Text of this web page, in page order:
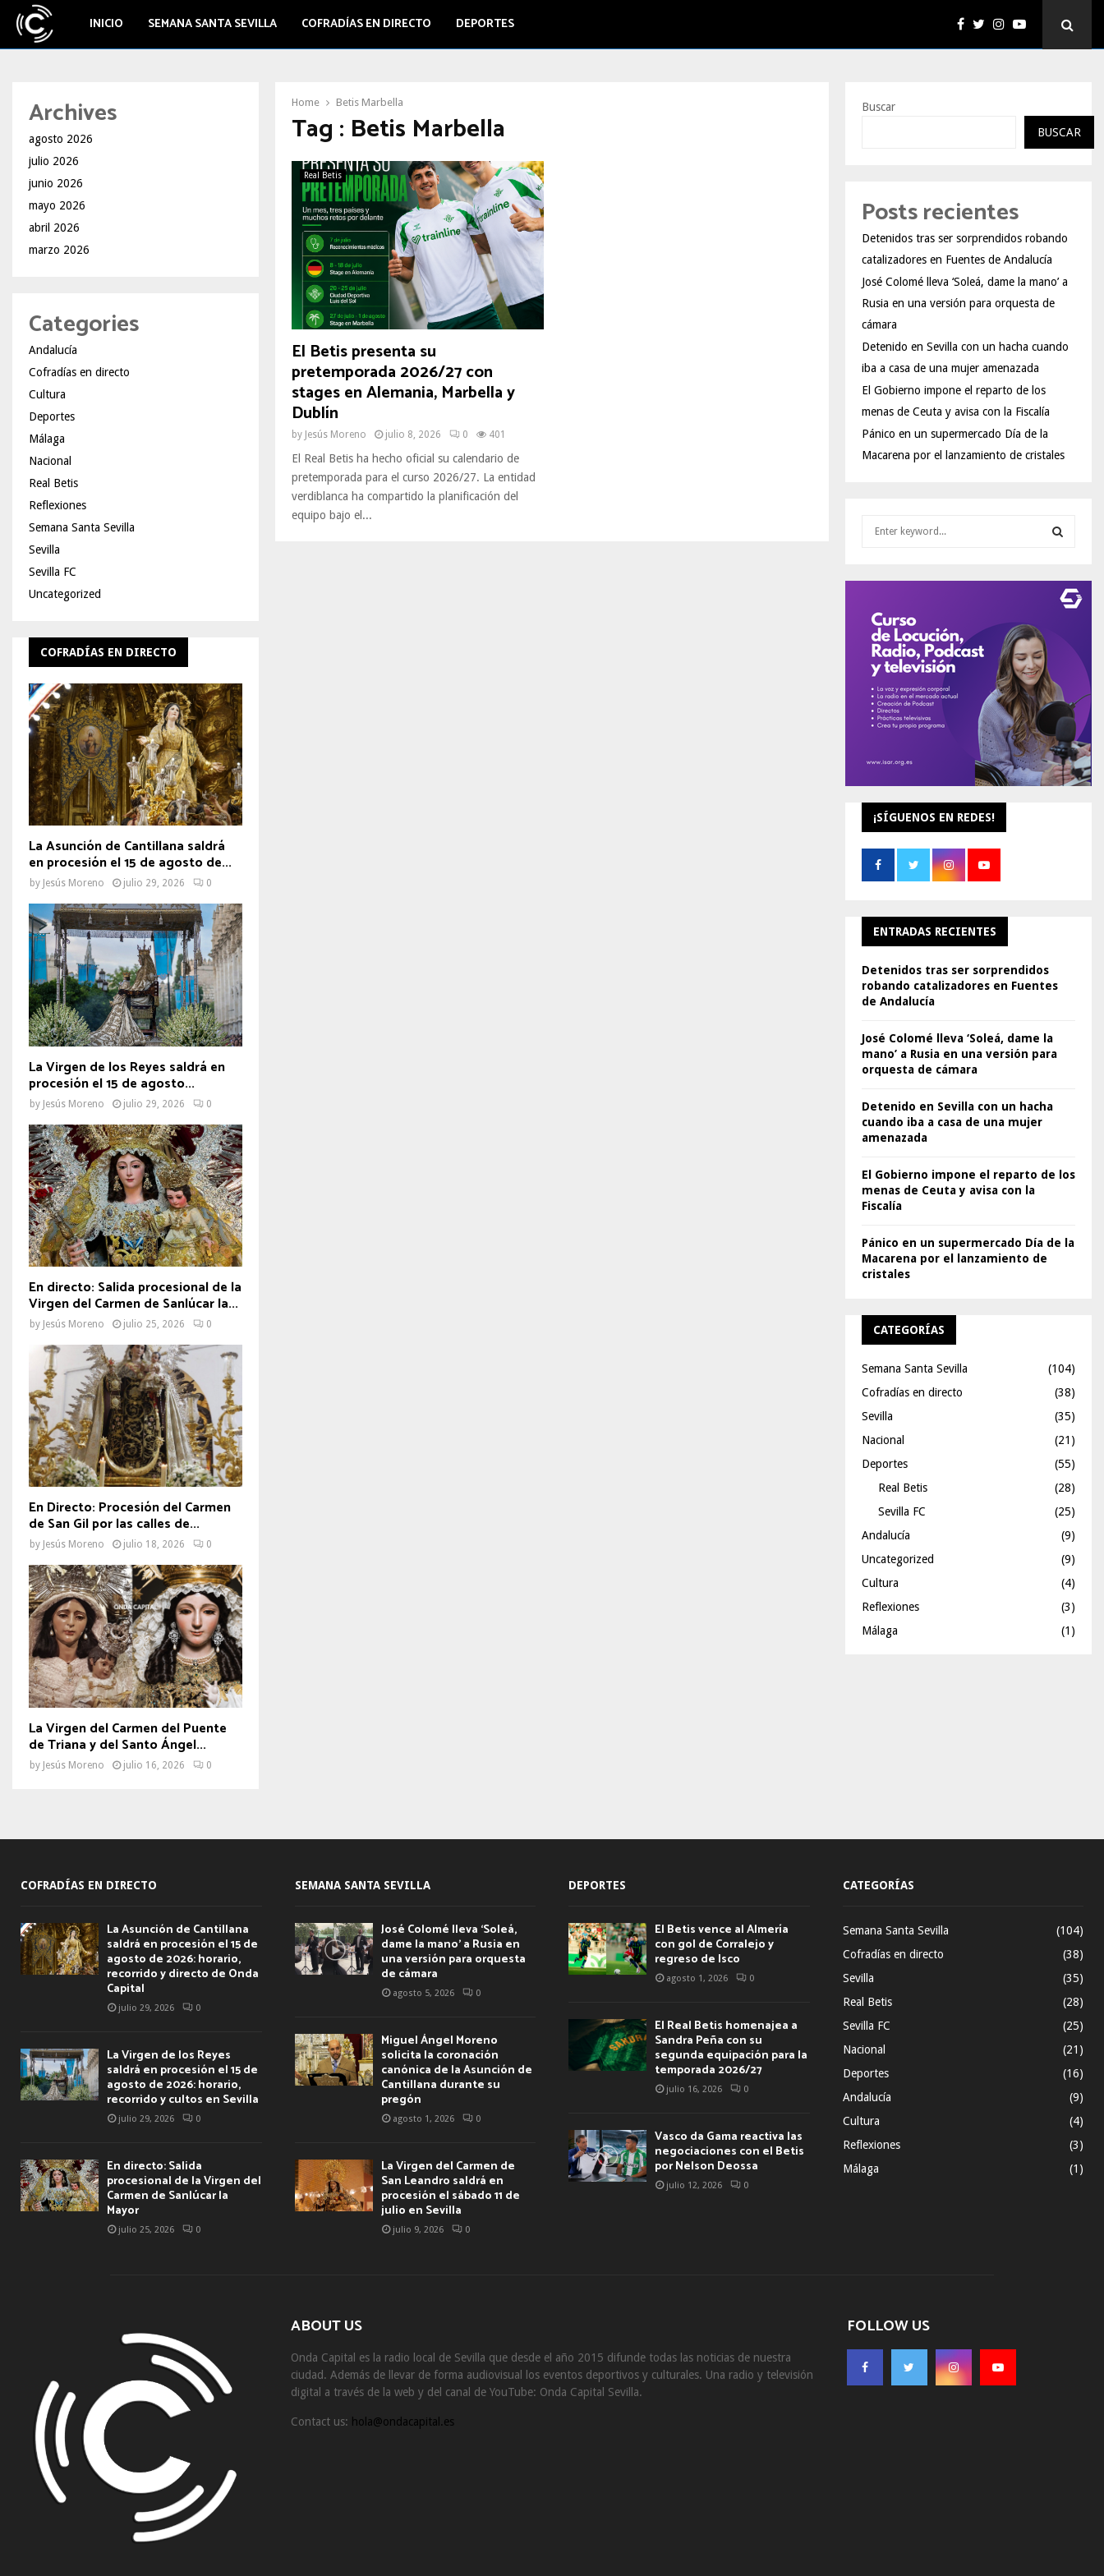
INICIO SEMANA SANTA SEVILLA COFRADÍAS EN DIRECTO DEPORTES
Home Betis Marbella
Tag : Betis Marbella
Real Betis
El Betis presenta su
pretemporada 2026/27 con
stages en Alemania, Marbella y
Dublín
by Jesús Moreno julio 8, 2026 0 401
El Real Betis ha hecho oficial su calendario de
pretemporada para el curso 2026/27. La entidad
verdiblanca ha compartido la planificación del
equipo bajo el...
Archives
agosto 2026
julio 2026
junio 2026
mayo 2026
abril 2026
marzo 2026
Categories
Andalucía
Cofradías en directo
Cultura
Deportes
Málaga
Nacional
Real Betis
Reflexiones
Semana Santa Sevilla
Sevilla
Sevilla FC
Uncategorized
COFRADÍAS EN DIRECTO
La Asunción de Cantillana saldrá
en procesión el 15 de agosto de...
by Jesús Moreno julio 29, 2026 0
La Virgen de los Reyes saldrá en
procesión el 15 de agosto...
by Jesús Moreno julio 29, 2026 0
En directo: Salida procesional de la
Virgen del Carmen de Sanlúcar la...
by Jesús Moreno julio 25, 2026 0
En Directo: Procesión del Carmen
de San Gil por las calles de...
by Jesús Moreno julio 18, 2026 0
La Virgen del Carmen del Puente
de Triana y del Santo Ángel...
by Jesús Moreno julio 16, 2026 0
Buscar
BUSCAR
Posts recientes
Detenidos tras ser sorprendidos robando
catalizadores en Fuentes de Andalucía
José Colomé lleva ‘Soleá, dame la mano’ a
Rusia en una versión para orquesta de
cámara
Detenido en Sevilla con un hacha cuando
iba a casa de una mujer amenazada
El Gobierno impone el reparto de los
menas de Ceuta y avisa con la Fiscalía
Pánico en un supermercado Día de la
Macarena por el lanzamiento de cristales
C
H
¡SÍGUENOS EN REDES!
ENTRADAS RECIENTES
Detenidos tras ser sorprendidos
robando catalizadores en Fuentes
de Andalucía
José Colomé lleva ‘Soleá, dame la
mano’ a Rusia en una versión para
orquesta de cámara
Detenido en Sevilla con un hacha
cuando iba a casa de una mujer
amenazada
El Gobierno impone el reparto de los
menas de Ceuta y avisa con la
Fiscalía
Pánico en un supermercado Día de la
Macarena por el lanzamiento de
cristales
CATEGORÍAS
Semana Santa Sevilla
(104)
Cofradías en directo
(38)
Sevilla
(35)
Nacional
(21)
Deportes
(55)
Real Betis
(28)
Sevilla FC
(25)
Andalucía
(9)
Uncategorized
(9)
Cultura
(4)
Reflexiones
(3)
Málaga
(1)
COFRADÍAS EN DIRECTO
La Asunción de Cantillana
saldrá en procesión el 15 de
agosto de 2026: horario,
recorrido y directo de Onda
Capital
julio 29, 2026 0
La Virgen de los Reyes
saldrá en procesión el 15 de
agosto de 2026: horario,
recorrido y cultos en Sevilla
julio 29, 2026 0
En directo: Salida
procesional de la Virgen del
Carmen de Sanlúcar la
Mayor
julio 25, 2026 0
SEMANA SANTA SEVILLA
José Colomé lleva ‘Soleá,
dame la mano’ a Rusia en
una versión para orquesta
de cámara
agosto 5, 2026 0
Miguel Ángel Moreno
solicita la coronación
canónica de la Asunción de
Cantillana durante su
pregón
agosto 1, 2026 0
La Virgen del Carmen de
San Leandro saldrá en
procesión el sábado 11 de
julio en Sevilla
julio 9, 2026 0
DEPORTES
El Betis vence al Almería
con gol de Corralejo y
regreso de Isco
agosto 1, 2026 0
El Real Betis homenajea a
Sandra Peña con su
segunda equipación para la
temporada 2026/27
julio 16, 2026 0
Vasco da Gama reactiva las
negociaciones con el Betis
por Nelson Deossa
julio 12, 2026 0
CATEGORÍAS
Semana Santa Sevilla
(104)
Cofradías en directo
(38)
Sevilla
(35)
Real Betis
(28)
Sevilla FC
(25)
Nacional
(21)
Deportes
(16)
Andalucía
(9)
Cultura
(4)
Reflexiones
(3)
Málaga
(1)
ABOUT US
Onda Capital es la radio local de Sevilla que desde el año 2015 difunde todas las noticias de nuestra
ciudad. Además de llevar de forma audiovisual los eventos deportivos y culturales. Una radio y televisión
digital a través de la web y del canal de YouTube: Onda Capital Sevilla.
Contact us: hola@ondacapital.es
FOLLOW US